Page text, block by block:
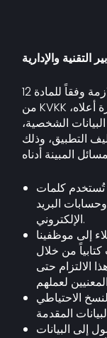
التقنية والإدارية
تتخذ عيادتنا التدابير التقنية والإدارية اللازمة وفقاً للمادة 12
من KVKK وأحكام اللائحة، والمبادئ العامة المذكورة أعلاه،
الشخصية،
التطبيق، وذلك
تُستخدم كلمات
البريد
الإلكتروني.
إلى موظفينا
من خلال
الالتزام حتى
الاحتياطي
إلى البيانات